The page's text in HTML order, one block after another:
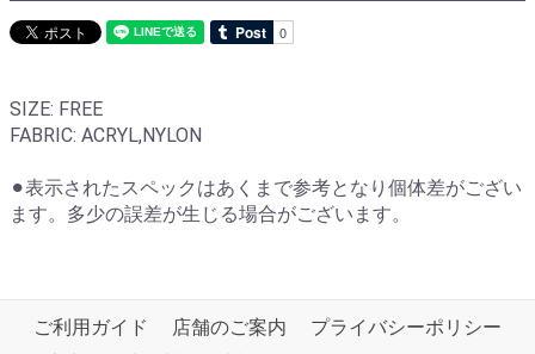
SIZE: FREE
FABRIC: ACRYL,NYLON
⚫︎表示されたスペックはあくまで参考となり個体差がござい
ます。多少の誤差が生じる場合がございます。
ご利用ガイド 店舗のご案内
プライバシーポリシー